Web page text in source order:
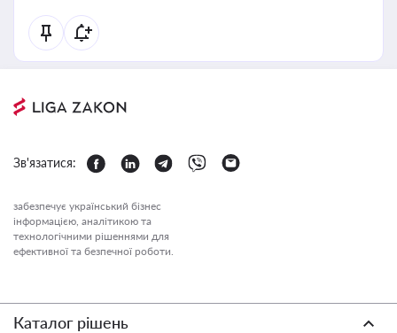
Зв'язатися:
забезпечує український бізнес
інформацією, аналітикою та
технологічними рішеннями для
ефективної та безпечної роботи.
Каталог рішень